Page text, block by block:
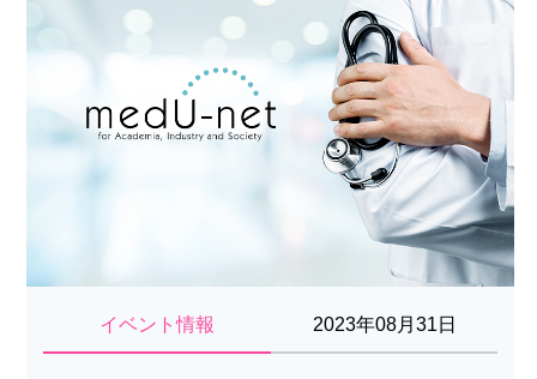
イベント情報 2023年08月31日